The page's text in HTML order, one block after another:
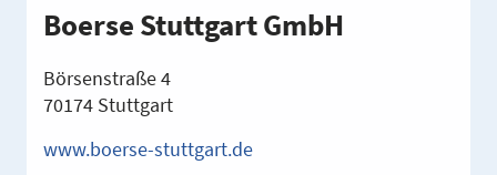
Boerse Stuttgart GmbH
Börsenstraße 4
70174 Stuttgart
www.boerse-stuttgart.de